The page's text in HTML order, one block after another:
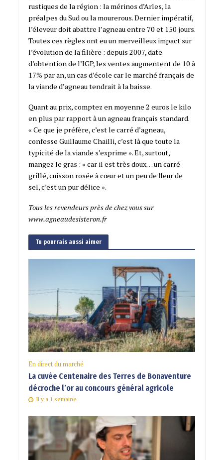
rustiques de la région : la mérinos d’Arles, la
préalpes du Sud ou la mourerous. Dernier impératif,
l’éleveur doit abattre l’agneau entre 70 et 150 jours.
Toutes ces règles ont eu un merveilleux impact sur
l’évolution de la filière : depuis 2007, date
d’obtention de l’IGP, les ventes augmentent de 10 à
17% par an, un cas d’école car le marché français de
la viande d’agneau tendrait à la baisse.
Quant au prix, comptez en moyenne 2 euros le kilo
en plus par rapport à un agneau français standard.
« Ce que je préfère, c’est le carré d’agneau,
confesse Guillaume Chailli, c’est là que toute la
typicité de la viande s’exprime ». Et, surtout,
mangez le gras : « car il est très doux… un carré
grillé, cuisson rosée à cœur et un peu de fleur de
sel, c’est un pur délice ».
Tous les revendeurs près de chez vous sur
www.agneaudesisteron.fr
Tu pourrais aussi aimer
En direct du marché
La cuvée Centenaire des Terres de Bonaventure
décroche l’or au concours général agricole
Il y a 1 semaine